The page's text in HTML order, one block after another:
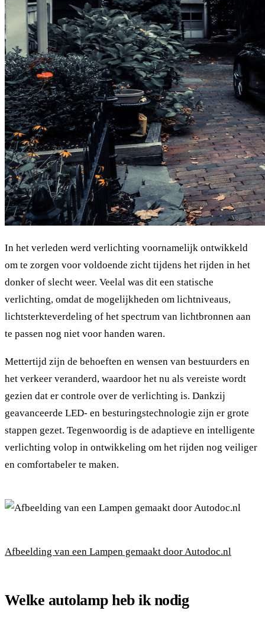
In het verleden werd verlichting voornamelijk ontwikkeld
om te zorgen voor voldoende zicht tijdens het rijden in het
donker of slecht weer. Veelal was dit een statische
verlichting, omdat de mogelijkheden om lichtniveaus,
lichtsterkteverdeling of het spectrum van lichtbronnen aan
te passen nog niet voor handen waren.
Mettertijd zijn de behoeften en wensen van bestuurders en
het verkeer veranderd, waardoor het nu als vereiste wordt
gezien dat er controle over de verlichting is. Dankzij
geavanceerde LED- en besturingstechnologie zijn er grote
stappen gezet. Tegenwoordig is de adaptieve en intelligente
verlichting volop in ontwikkeling om het rijden nog veiliger
en comfortabeler te maken.
Afbeelding van een Lampen gemaakt door Autodoc.nl
Welke autolamp heb ik nodig